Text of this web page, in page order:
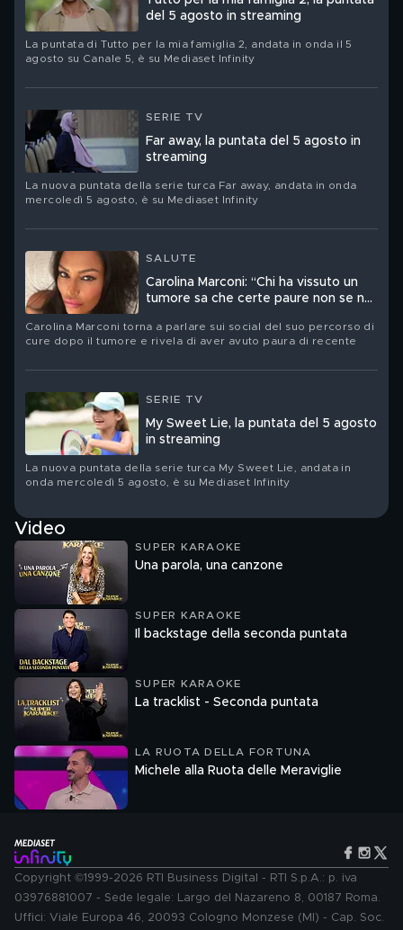
del 5 agosto in streaming
La puntata di Tutto per la mia famiglia 2, andata in onda il 5
agosto su Canale 5, è su Mediaset Infinity
SERIE TV
Far away, la puntata del 5 agosto in
streaming
La nuova puntata della serie turca Far away, andata in onda
mercoledì 5 agosto, è su Mediaset Infinity
SALUTE
Carolina Marconi: “Chi ha vissuto un
tumore sa che certe paure non se ne
Carolina Marconi torna a parlare sui social del suo percorso di
cure dopo il tumore e rivela di aver avuto paura di recente
SERIE TV
My Sweet Lie, la puntata del 5 agosto
in streaming
La nuova puntata della serie turca My Sweet Lie, andata in
onda mercoledì 5 agosto, è su Mediaset Infinity
Video
SUPER KARAOKE
Una parola, una canzone
SUPER KARAOKE
Il backstage della seconda puntata
SUPER KARAOKE
La tracklist - Seconda puntata
LA RUOTA DELLA FORTUNA
Michele alla Ruota delle Meraviglie
Copyright ©1999-2026 RTI Business Digital - RTI S.p.A.: p. iva
03976881007 - Sede legale: Largo del Nazareno 8, 00187 Roma.
Uffici: Viale Europa 46, 20093 Cologno Monzese (MI) - Cap. Soc.